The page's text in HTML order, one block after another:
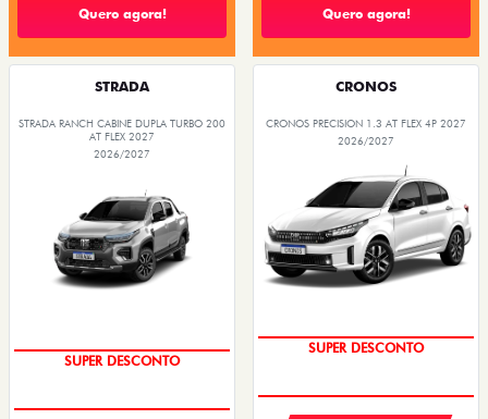
Quero agora! Quero agora!
STRADA
STRADA RANCH CABINE DUPLA TURBO 200
AT FLEX 2027
2026/2027
SUPER DESCONTO
CRONOS
CRONOS PRECISION 1.3 AT FLEX 4P 2027
2026/2027
SUPER DESCONTO